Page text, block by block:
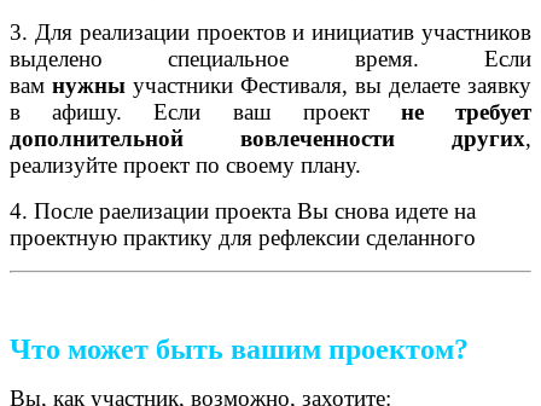
3. Для реализации проектов и инициатив участников
выделено специальное время. Если
вам нужны участники Фестиваля, вы делаете заявку
в афишу. Если ваш проект не требует
дополнительной вовлеченности других,
реализуйте проект по своему плану.
4. После раелизации проекта Вы снова идете на
проектную практику для рефлексии сделанного
Что может быть вашим проектом?
Вы, как участник, возможно, захотите: